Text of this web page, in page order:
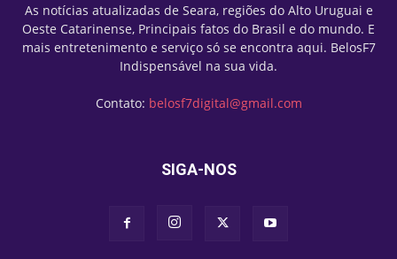
As notícias atualizadas de Seara, regiões do Alto Uruguai e
Oeste Catarinense, Principais fatos do Brasil e do mundo. E
mais entretenimento e serviço só se encontra aqui. BelosF7
Indispensável na sua vida.
Contato: belosf7digital@gmail.com
SIGA-NOS